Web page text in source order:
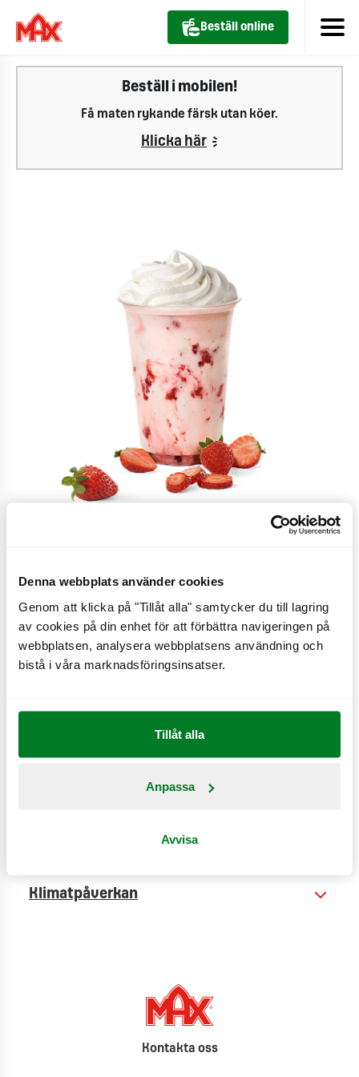
Denna webbplats använder cookies
Genom att klicka på "Tillåt alla" samtycker du till lagring
av cookies på din enhet för att förbättra navigeringen på
webbplatsen, analysera webbplatsens användning och
bistå i våra marknadsföringsinsatser.
Tillåt alla
Anpassa
Avvisa
Beställ online
Beställ i mobilen!
Få maten rykande färsk utan köer.
Klicka här
Lyxshake Jordgubb
Mjukglass, mjölk, jordgubbar, jordgubbsås och
Produktinformation
Klimatpåverkan
Kontakta oss